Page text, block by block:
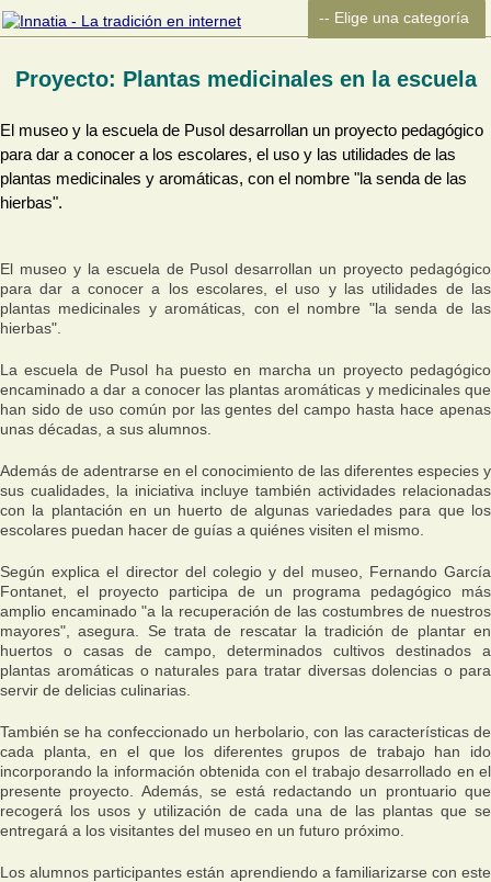
Proyecto: Plantas medicinales en la escuela
El museo y la escuela de Pusol desarrollan un proyecto pedagógico
para dar a conocer a los escolares, el uso y las utilidades de las
plantas medicinales y aromáticas, con el nombre "la senda de las
hierbas".
El museo y la escuela de Pusol desarrollan un proyecto pedagógico
para dar a conocer a los escolares, el uso y las utilidades de las
plantas medicinales y aromáticas, con el nombre "la senda de las
hierbas".
La escuela de Pusol ha puesto en marcha un proyecto pedagógico
encaminado a dar a conocer las plantas aromáticas y medicinales que
han sido de uso común por las gentes del campo hasta hace apenas
unas décadas, a sus alumnos.
Además de adentrarse en el conocimiento de las diferentes especies y
sus cualidades, la iniciativa incluye también actividades relacionadas
con la plantación en un huerto de algunas variedades para que los
escolares puedan hacer de guías a quiénes visiten el mismo.
Según explica el director del colegio y del museo, Fernando García
Fontanet, el proyecto participa de un programa pedagógico más
amplio encaminado "a la recuperación de las costumbres de nuestros
mayores", asegura. Se trata de rescatar la tradición de plantar en
huertos o casas de campo, determinados cultivos destinados a
plantas aromáticas o naturales para tratar diversas dolencias o para
servir de delicias culinarias.
También se ha confeccionado un herbolario, con las características de
cada planta, en el que los diferentes grupos de trabajo han ido
incorporando la información obtenida con el trabajo desarrollado en el
presente proyecto. Además, se está redactando un prontuario que
recogerá los usos y utilización de cada una de las plantas que se
entregará a los visitantes del museo en un futuro próximo.
Los alumnos participantes están aprendiendo a familiarizarse con este